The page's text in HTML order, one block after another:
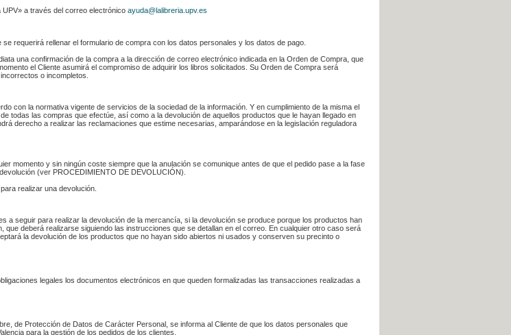
a través del correo electrónico ayuda@lalibreria.upv.es
requerirá rellenar el formulario de compra con los datos personales y los datos de pago.
una confirmación de la compra a la dirección de correo electrónico indicada en la Orden de Compra, que
el Cliente asumirá el compromiso de adquirir los libros solicitados. Su Orden de Compra será
o incompletos.
con la normativa vigente de servicios de la sociedad de la información. Y en cumplimiento de la misma el
todas las compras que efectúe, así como a la devolución de aquellos productos que le hayan llegado en
derecho a realizar las reclamaciones que estime necesarias, amparándose en la legislación reguladora
momento y sin ningún coste siempre que la anulación se comunique antes de que el pedido pase a la fase
(ver PROCEDIMIENTO DE DEVOLUCIÓN).
realizar una devolución.
a seguir para realizar la devolución de la mercancía, si la devolución se produce porque los productos han
que deberá realizarse siguiendo las instrucciones que se detallan en el correo. En cualquier otro caso será
la devolución de los productos que no hayan sido abiertos ni usados y conserven su precinto o
legales los documentos electrónicos en que queden formalizadas las transacciones realizadas a
de Protección de Datos de Carácter Personal, se informa al Cliente de que los datos personales que
para la gestión de los pedidos de los clientes.